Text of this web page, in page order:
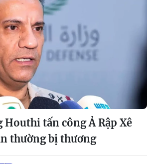
Houthi tấn công Ả Rập Xê
thường bị thương